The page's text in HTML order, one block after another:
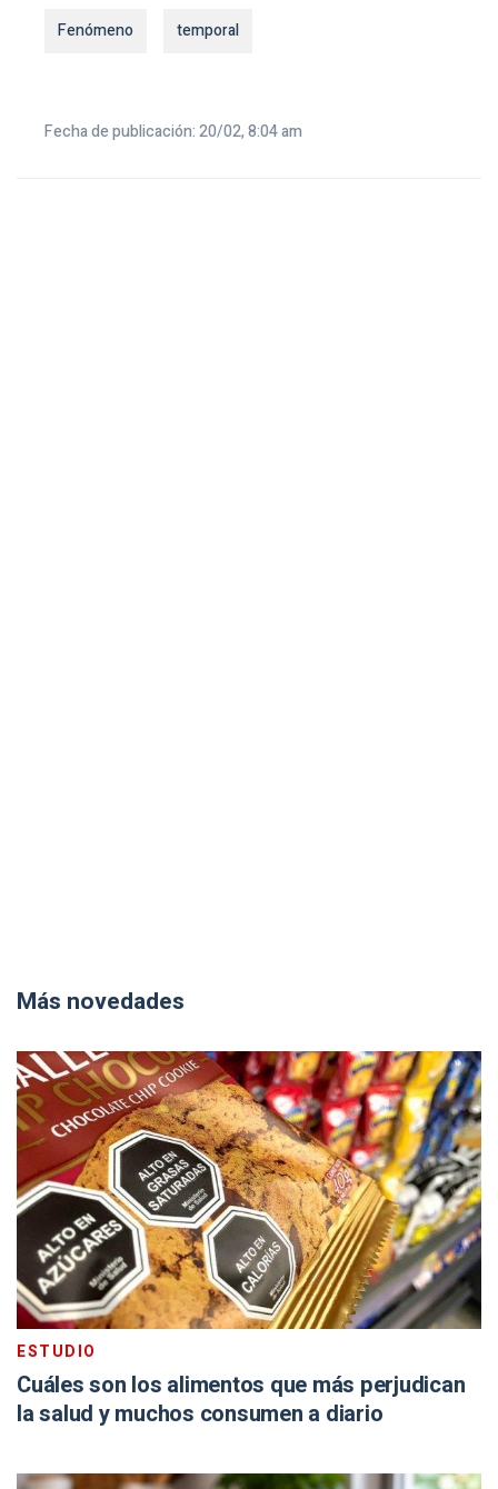
Fenómeno temporal
Fecha de publicación: 20/02, 8:04 am
Más novedades
ESTUDIO
Cuáles son los alimentos que más perjudican
la salud y muchos consumen a diario